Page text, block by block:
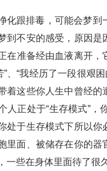
化跟排毒，可能会梦到
到不安的感受，原因
在准备经由血液离开，
”、“我经历了一段很艰
着这些你人生中曾经
人正处于“生存模式”
处于生存模式下所以
里面、被储存在你的
一些在身体里面待了很